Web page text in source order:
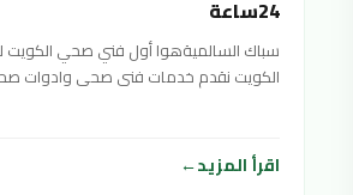
24ساعة
سباك السالميةهوا أول فني صحي الكويت
الكويت نقدم خدمات فنى صحى وادوات
اقرأ المزيد